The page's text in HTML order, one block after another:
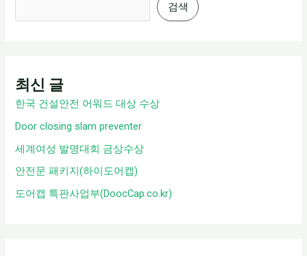
검색
최신 글
한국 건설안전 어워드 대상 수상
Door closing slam preventer
세계여성 발명대회 금상수상
안전문 패키지(하이도어캡)
도어캡 특판사업부(DoocCap.co.kr)